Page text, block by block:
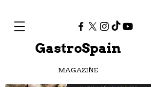
GastroSpain
MAGAZINE